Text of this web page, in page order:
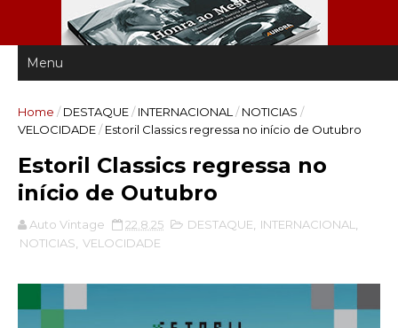
Home / DESTAQUE/ INTERNACIONAL / NOTICIAS /
VELOCIDADE/ Estoril Classics regressa no início de Outubro
Estoril Classics regressa no
início de Outubro
Auto Vintage 22.8.25 DESTAQUE INTERNACIONAL
NOTICIAS VELOCIDADE